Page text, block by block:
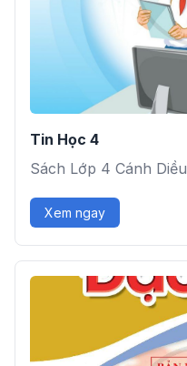
Tin Học 4
Sách Lớp 4 Cánh Diều
Xem ngay